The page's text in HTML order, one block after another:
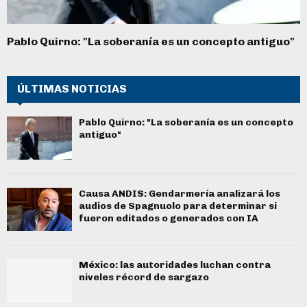
Pablo Quirno: "La soberanía es un concepto antiguo"
ÚLTIMAS NOTICIAS
Pablo Quirno: "La soberanía es un concepto
antiguo"
Causa ANDIS: Gendarmería analizará los
audios de Spagnuolo para determinar si
fueron editados o generados con IA
México: las autoridades luchan contra
niveles récord de sargazo